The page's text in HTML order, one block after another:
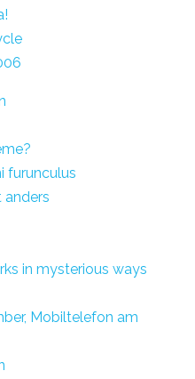
furunculus
anders
in mysterious ways
Mobiltelefon am